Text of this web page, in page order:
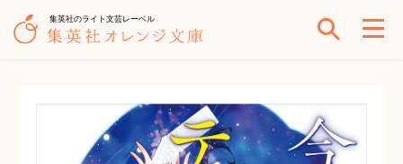
集英社のライト文芸レーベル